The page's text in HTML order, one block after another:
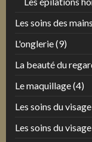
Les soins des
L'onglerie(9)
La beauté du
Le maquillage(4)
Les soins du visage
Les soins du